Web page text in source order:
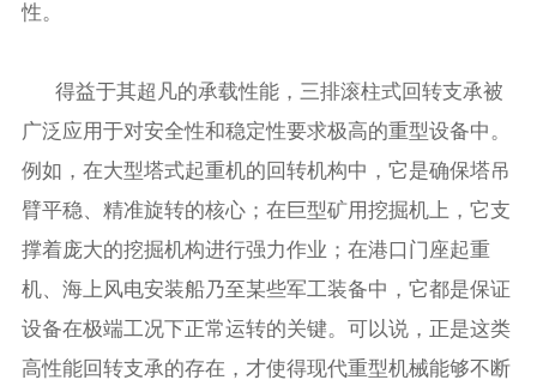
性。
得益于其超凡的承载性能，三排滚柱式回转支承被
广泛应用于对安全性和稳定性要求极高的重型设备中。
例如，在大型塔式起重机的回转机构中，它是确保塔吊
臂平稳、精准旋转的核心；在巨型矿用挖掘机上，它支
撑着庞大的挖掘机构进行强力作业；在港口门座起重
机、海上风电安装船乃至某些军工装备中，它都是保证
设备在极端工况下正常运转的关键。可以说，正是这类
高性能回转支承的存在，才使得现代重型机械能够不断